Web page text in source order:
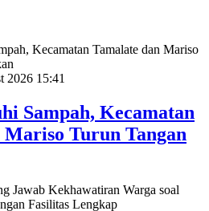
2026 15:41
Sampah, Kecamatan
Mariso Turun Tangan